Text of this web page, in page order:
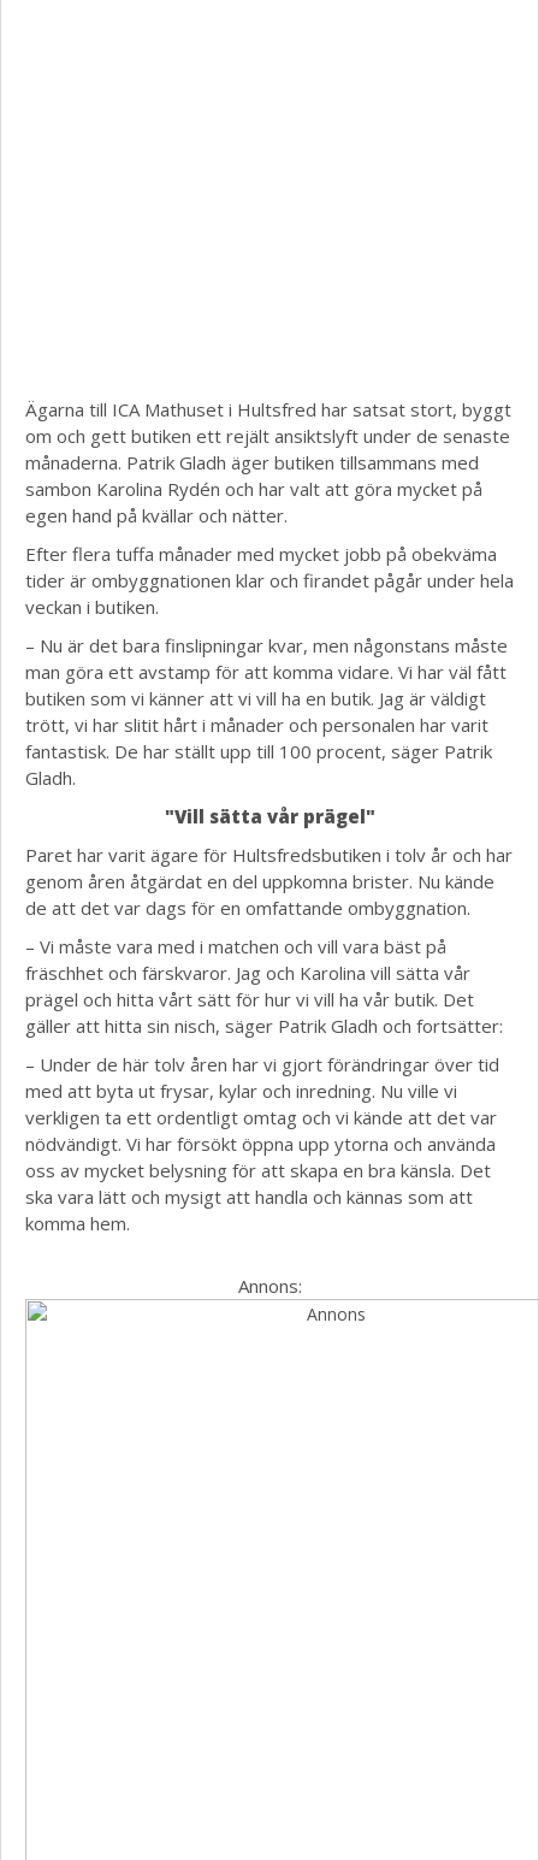
Ägarna till ICA Mathuset i Hultsfred har satsat stort, byggt
om och gett butiken ett rejält ansiktslyft under de senaste
månaderna. Patrik Gladh äger butiken tillsammans med
sambon Karolina Rydén och har valt att göra mycket på
egen hand på kvällar och nätter.
Efter flera tuffa månader med mycket jobb på obekväma
tider är ombyggnationen klar och firandet pågår under hela
veckan i butiken.
– Nu är det bara finslipningar kvar, men någonstans måste
man göra ett avstamp för att komma vidare. Vi har väl fått
butiken som vi känner att vi vill ha en butik. Jag är väldigt
trött, vi har slitit hårt i månader och personalen har varit
fantastisk. De har ställt upp till 100 procent, säger Patrik
Gladh.
"Vill sätta vår prägel"
Paret har varit ägare för Hultsfredsbutiken i tolv år och har
genom åren åtgärdat en del uppkomna brister. Nu kände
de att det var dags för en omfattande ombyggnation.
– Vi måste vara med i matchen och vill vara bäst på
fräschhet och färskvaror. Jag och Karolina vill sätta vår
prägel och hitta vårt sätt för hur vi vill ha vår butik. Det
gäller att hitta sin nisch, säger Patrik Gladh och fortsätter:
– Under de här tolv åren har vi gjort förändringar över tid
med att byta ut frysar, kylar och inredning. Nu ville vi
verkligen ta ett ordentligt omtag och vi kände att det var
nödvändigt. Vi har försökt öppna upp ytorna och använda
oss av mycket belysning för att skapa en bra känsla. Det
ska vara lätt och mysigt att handla och kännas som att
komma hem.
Annons: